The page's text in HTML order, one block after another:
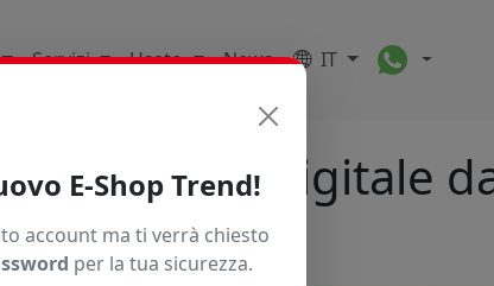
Servizi Usato News IT Toggle
la stampa digitale
E-Shop Trend!
account ma ti verrà chiesto
per la tua sicurezza.